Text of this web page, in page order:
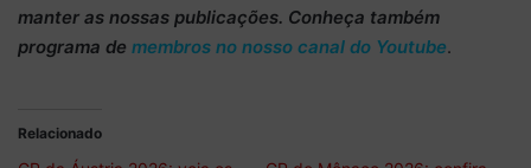
manter as nossas publicações. Conheça também
programa de membros no nosso canal do Youtube.
Relacionado